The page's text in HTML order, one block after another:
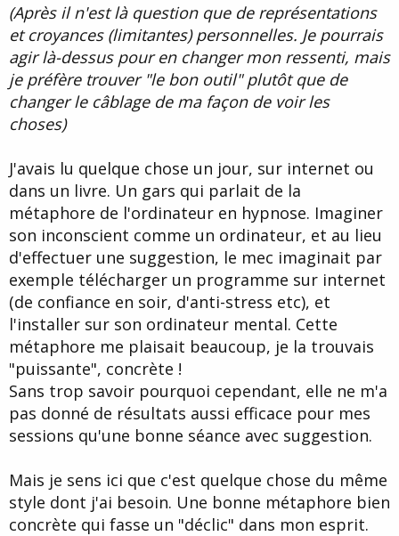
(Après il n'est là question que de représentations
et croyances (limitantes) personnelles. Je pourrais
agir là-dessus pour en changer mon ressenti, mais
je préfère trouver "le bon outil" plutôt que de
changer le câblage de ma façon de voir les
choses)
J'avais lu quelque chose un jour, sur internet ou
dans un livre. Un gars qui parlait de la
métaphore de l'ordinateur en hypnose. Imaginer
son inconscient comme un ordinateur, et au lieu
d'effectuer une suggestion, le mec imaginait par
exemple télécharger un programme sur internet
(de confiance en soir, d'anti-stress etc), et
l'installer sur son ordinateur mental. Cette
métaphore me plaisait beaucoup, je la trouvais
"puissante", concrète !
Sans trop savoir pourquoi cependant, elle ne m'a
pas donné de résultats aussi efficace pour mes
sessions qu'une bonne séance avec suggestion.
Mais je sens ici que c'est quelque chose du même
style dont j'ai besoin. Une bonne métaphore bien
concrète qui fasse un "déclic" dans mon esprit.